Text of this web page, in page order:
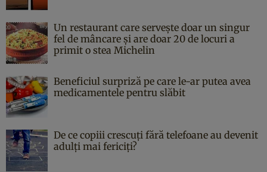
Un restaurant care servește doar un singur
fel de mâncare și are doar 20 de locuri a
primit o stea Michelin
Beneficiul surpriză pe care le-ar putea avea
medicamentele pentru slăbit
De ce copiii crescuți fără telefoane au devenit
adulți mai fericiți?